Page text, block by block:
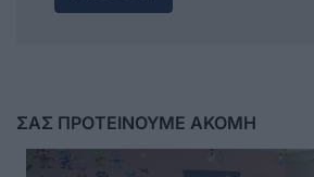
ΣΑΣ ΠΡΟΤΕΙΝΟΥΜΕ ΑΚΟΜΗ